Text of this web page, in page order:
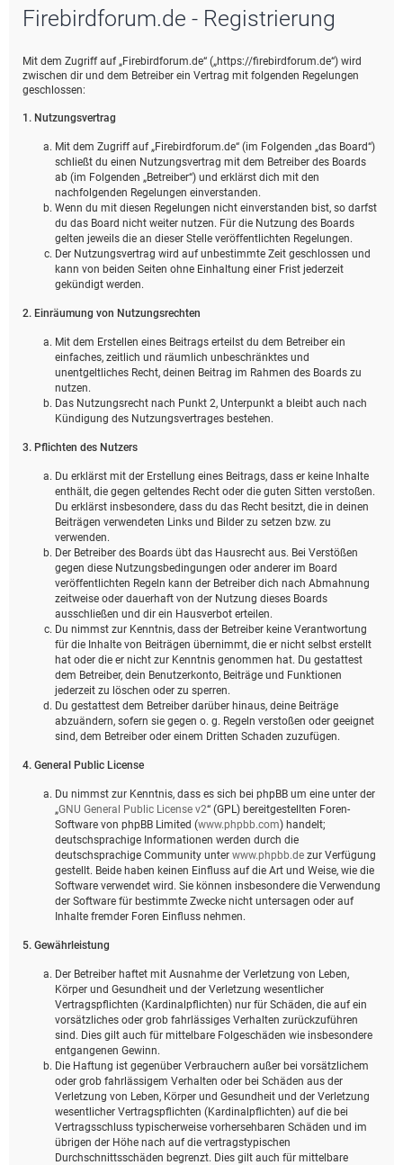
Firebirdforum.de - Registrierung
Mit dem Zugriff auf „Firebirdforum.de“ („https://firebirdforum.de“) wird
zwischen dir und dem Betreiber ein Vertrag mit folgenden Regelungen
geschlossen:
1. Nutzungsvertrag
Mit dem Zugriff auf „Firebirdforum.de“ (im Folgenden „das Board“)
schließt du einen Nutzungsvertrag mit dem Betreiber des Boards
ab (im Folgenden „Betreiber“) und erklärst dich mit den
nachfolgenden Regelungen einverstanden.
Wenn du mit diesen Regelungen nicht einverstanden bist, so darfst
du das Board nicht weiter nutzen. Für die Nutzung des Boards
gelten jeweils die an dieser Stelle veröffentlichten Regelungen.
Der Nutzungsvertrag wird auf unbestimmte Zeit geschlossen und
kann von beiden Seiten ohne Einhaltung einer Frist jederzeit
gekündigt werden.
2. Einräumung von Nutzungsrechten
Mit dem Erstellen eines Beitrags erteilst du dem Betreiber ein
einfaches, zeitlich und räumlich unbeschränktes und
unentgeltliches Recht, deinen Beitrag im Rahmen des Boards zu
nutzen.
Das Nutzungsrecht nach Punkt 2, Unterpunkt a bleibt auch nach
Kündigung des Nutzungsvertrages bestehen.
3. Pflichten des Nutzers
Du erklärst mit der Erstellung eines Beitrags, dass er keine Inhalte
enthält, die gegen geltendes Recht oder die guten Sitten verstoßen.
Du erklärst insbesondere, dass du das Recht besitzt, die in deinen
Beiträgen verwendeten Links und Bilder zu setzen bzw. zu
verwenden.
Der Betreiber des Boards übt das Hausrecht aus. Bei Verstößen
gegen diese Nutzungsbedingungen oder anderer im Board
veröffentlichten Regeln kann der Betreiber dich nach Abmahnung
zeitweise oder dauerhaft von der Nutzung dieses Boards
ausschließen und dir ein Hausverbot erteilen.
Du nimmst zur Kenntnis, dass der Betreiber keine Verantwortung
für die Inhalte von Beiträgen übernimmt, die er nicht selbst erstellt
hat oder die er nicht zur Kenntnis genommen hat. Du gestattest
dem Betreiber, dein Benutzerkonto, Beiträge und Funktionen
jederzeit zu löschen oder zu sperren.
Du gestattest dem Betreiber darüber hinaus, deine Beiträge
abzuändern, sofern sie gegen o. g. Regeln verstoßen oder geeignet
sind, dem Betreiber oder einem Dritten Schaden zuzufügen.
4. General Public License
Du nimmst zur Kenntnis, dass es sich bei phpBB um eine unter der
„GNU General Public License v2“ (GPL) bereitgestellten Foren-
Software von phpBB Limited (www.phpbb.com) handelt;
deutschsprachige Informationen werden durch die
deutschsprachige Community unter www.phpbb.de zur Verfügung
gestellt. Beide haben keinen Einfluss auf die Art und Weise, wie die
Software verwendet wird. Sie können insbesondere die Verwendung
der Software für bestimmte Zwecke nicht untersagen oder auf
Inhalte fremder Foren Einfluss nehmen.
5. Gewährleistung
Der Betreiber haftet mit Ausnahme der Verletzung von Leben,
Körper und Gesundheit und der Verletzung wesentlicher
Vertragspflichten (Kardinalpflichten) nur für Schäden, die auf ein
vorsätzliches oder grob fahrlässiges Verhalten zurückzuführen
sind. Dies gilt auch für mittelbare Folgeschäden wie insbesondere
entgangenen Gewinn.
Die Haftung ist gegenüber Verbrauchern außer bei vorsätzlichem
oder grob fahrlässigem Verhalten oder bei Schäden aus der
Verletzung von Leben, Körper und Gesundheit und der Verletzung
wesentlicher Vertragspflichten (Kardinalpflichten) auf die bei
Vertragsschluss typischerweise vorhersehbaren Schäden und im
übrigen der Höhe nach auf die vertragstypischen
Durchschnittsschäden begrenzt. Dies gilt auch für mittelbare